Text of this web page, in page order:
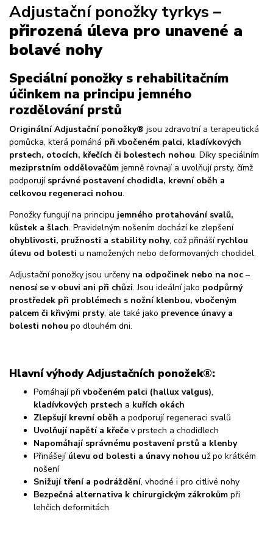
Adjustační ponožky tyrkys –
přirozená úleva pro unavené a
bolavé nohy
Speciální ponožky s rehabilitačním
účinkem na principu jemného
rozdělování prstů
Originální Adjustační ponožky® jsou zdravotní a terapeutická
pomůcka, která pomáhá při vbočeném palci, kladívkových
prstech, otocích, křečích či bolestech nohou. Díky speciálním
meziprstním oddělovačům jemně rovnají a uvolňují prsty, čímž
podporují správné postavení chodidla, krevní oběh a
celkovou regeneraci nohou.
Ponožky fungují na principu jemného protahování svalů,
kůstek a šlach. Pravidelným nošením dochází ke zlepšení
ohyblivosti, pružnosti a stability nohy, což přináší rychlou
úlevu od bolesti u namožených nebo deformovaných chodidel.
Adjustační ponožky jsou určeny na odpočinek nebo na noc –
nenosí se v obuvi ani při chůzi. Jsou ideální jako podpůrný
prostředek při problémech s nožní klenbou, vbočeným
palcem či křivými prsty, ale také jako prevence únavy a
bolesti nohou po dlouhém dni.
Hlavní výhody Adjustačních ponožek®:
Pomáhají při vbočeném palci (hallux valgus),
kladívkových prstech a kuřích okách
Zlepšují krevní oběh a podporují regeneraci svalů
Uvolňují napětí a křeče v prstech a chodidlech
Napomáhají správnému postavení prstů a klenby
Přinášejí úlevu od bolesti a únavy nohou už po krátkém
nošení
Snižují tření a podráždění, vhodné i pro citlivé nohy
Bezpečná alternativa k chirurgickým zákrokům při
lehčích deformitách